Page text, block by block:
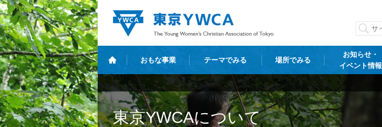
おもな事業 テーマでみる 場所でみる
お知らせ・
イベント情報
東京YWCAについて